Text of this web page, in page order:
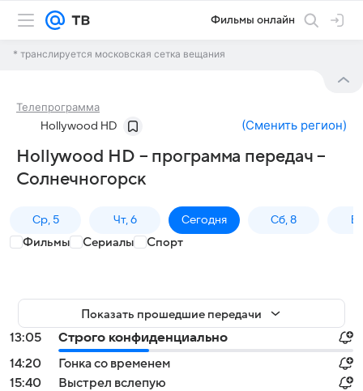
Фильмы онлайн
* транслируется московская сетка вещания
Телепрограмма
Hollywood HD (Сменить регион)
Hollywood HD – программа передач –
Солнечногорск
Ср, 5 Чт, 6 Сегодня Сб, 8
Фильмы Сериалы Спорт
Показать прошедшие передачи
13:05
Строго конфиденциально
14:20
Гонка со временем
15:40
Выстрел вслепую